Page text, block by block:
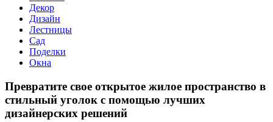
Декор
Дизайн
Лестницы
Сад
Поделки
Окна
Превратите свое открытое жилое пространство в
стильный уголок с помощью лучших
дизайнерских решений